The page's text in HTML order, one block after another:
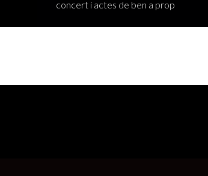
concert i actes de ben a prop